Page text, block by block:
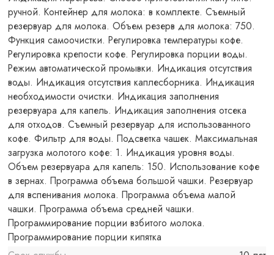
ручной. Контейнер для молока: в комплекте. Съемный
резервуар для молока. Объем резерв для молока: 750.
Функция самоочистки. Регулировка температуры кофе.
Регулировка крепости кофе. Регулировка порции воды.
Режим автоматической промывки. Индикация отсутствия
воды. Индикация отсутствия каплесборника. Индикация
необходимости очистки. Индикация заполнения
резервуара для капель. Индикация заполнения отсека
для отходов. Съемный резервуар для использованного
кофе. Фильтр для воды. Подсветка чашек. Максимальная
загрузка молотого кофе: 1. Индикация уровня воды.
Объем резервуара для капель: 150. Использование кофе
в зернах. Программа объема большой чашки. Резервуар
для вспенивания молока. Программа объема малой
чашки. Программа объема средней чашки.
Программирование порции взбитого молока.
Программирование порции кипятка